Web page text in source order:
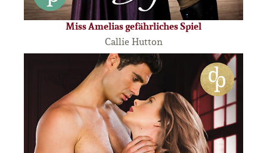
Miss Amelias gefährliches Spiel
Callie Hutton